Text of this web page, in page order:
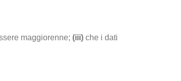
maggiorenne; (iii) che i dati